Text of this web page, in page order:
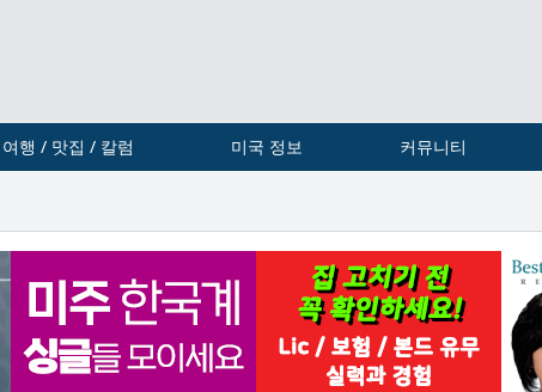
여행 / 맛집 / 칼럼 미국 정보 커뮤니티